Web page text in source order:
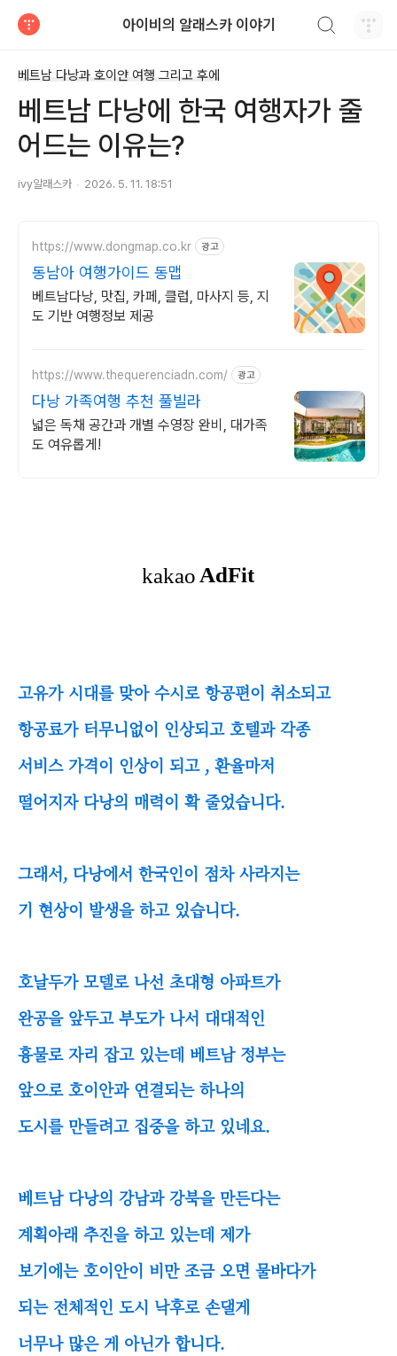
아이비의 알래스카 이야기
베트남 다낭과 호이얀 여행 그리고 후에
베트남 다낭에 한국 여행자가 줄
어드는 이유는?
ivy알래스카 2026. 5. 11. 18:51
https://www.dongmap.co.kr 광고
동남아 여행가이드 동맵
베트남다낭, 맛집, 카페, 클럽, 마사지 등, 지
도 기반 여행정보 제공
https://www.thequerenciadn.com/ 광고
다낭 가족여행 추천 풀빌라
넓은 독채 공간과 개별 수영장 완비, 대가족
도 여유롭게!
고유가 시대를 맞아 수시로 항공편이 취소되고
항공료가 터무니없이 인상되고 호텔과 각종
서비스 가격이 인상이 되고 , 환율마저
떨어지자 다낭의 매력이 확 줄었습니다.
그래서, 다낭에서 한국인이 점차 사라지는
기 현상이 발생을 하고 있습니다.
호날두가 모델로 나선 초대형 아파트가
완공을 앞두고 부도가 나서 대대적인
흉물로 자리 잡고 있는데 베트남 정부는
앞으로 호이안과 연결되는 하나의
도시를 만들려고 집중을 하고 있네요.
베트남 다낭의 강남과 강북을 만든다는
계획아래 추진을 하고 있는데 제가
보기에는 호이안이 비만 조금 오면 물바다가
되는 전체적인 도시 낙후로 손댈게
너무나 많은 게 아닌가 합니다.